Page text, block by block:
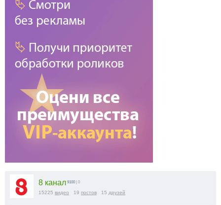
8 канал 9100 | 0
15225 видео 19 постов 15 друзей